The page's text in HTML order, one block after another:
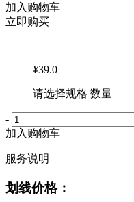
加入购物车
立即购买
¥39.0
请选择规格 数量
-
加入购物车
服务说明
划线价格：